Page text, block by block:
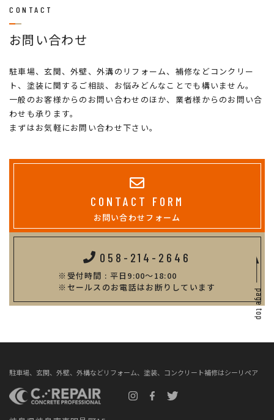
CONTACT
お問い合わせ
駐車場、玄関、外壁、外溝のリフォーム、補修などコンクリー
ト、塗装に関するご相談、お悩みどんなことでも構いません。
一般のお客様からのお問い合わせのほか、業者様からのお問い合
わせも承ります。
まずはお気軽にお問い合わせ下さい。
CONTACT FORM
お問い合わせフォーム
058-214-2646
受付時間 : 平日9:00～18:00
セールスのお電話はお断りしています
駐車場、玄関、外壁、外構などリフォーム、塗装、コンクリート補修はシーリペア